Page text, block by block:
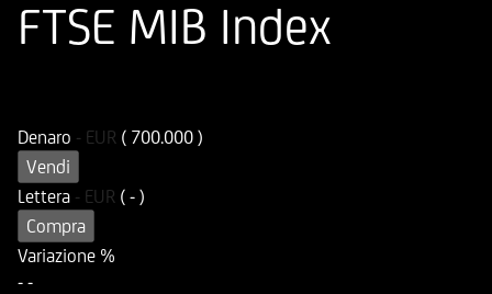
FTSE MIB Index
Denaro - EUR ( 700.000 )
Vendi
Lettera - EUR ( - )
Compra
Variazione %
- -